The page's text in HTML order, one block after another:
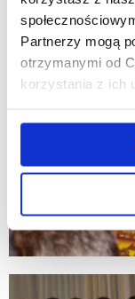
Partnerzy mogą
otrzymanymi od
korzystania z ich